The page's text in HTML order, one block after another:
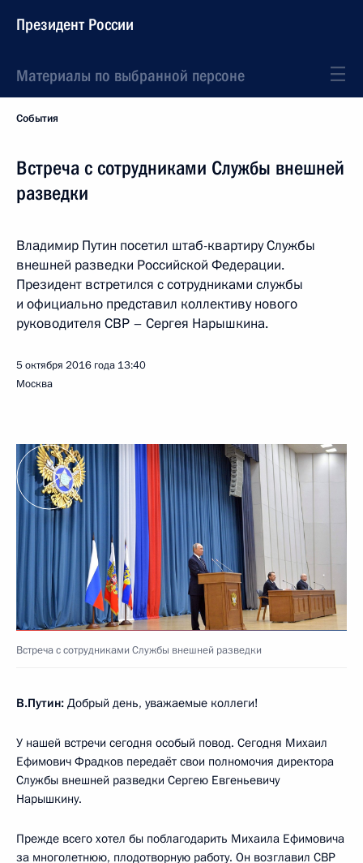
Президент России
Материалы по выбранной персоне
События
Встреча с сотрудниками Службы внешней
разведки
Владимир Путин посетил штаб-квартиру Службы
внешней разведки Российской Федерации.
Президент встретился с сотрудниками службы
и официально представил коллективу нового
руководителя СВР – Сергея Нарышкина.
5 октября 2016 года 13:40
Москва
Встреча с сотрудниками Службы внешней разведки
В.Путин: Добрый день, уважаемые коллеги!
У нашей встречи сегодня особый повод. Сегодня Михаил
Ефимович Фрадков передаёт свои полномочия директора
Службы внешней разведки Сергею Евгеньевичу
Нарышкину.
Прежде всего хотел бы поблагодарить Михаила Ефимовича
за многолетнюю, плодотворную работу. Он возглавил СВР